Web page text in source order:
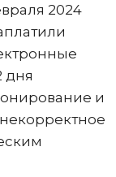
2024
дня
и